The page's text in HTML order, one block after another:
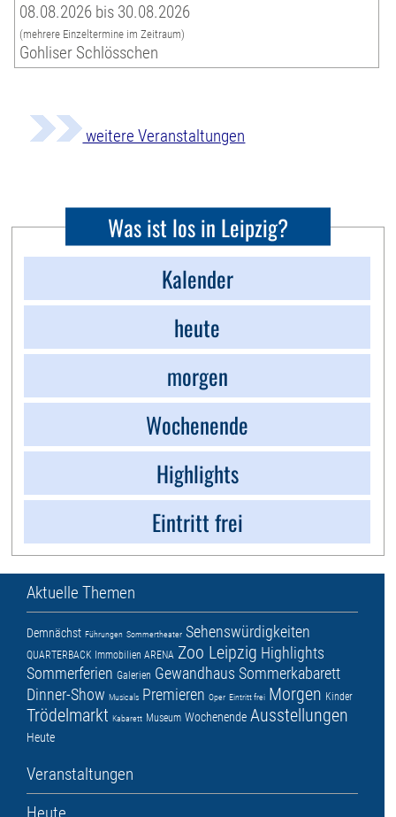
08.08.2026 bis 30.08.2026
(mehrere Einzeltermine im Zeitraum)
Gohliser Schlösschen
weitere Veranstaltungen
Was ist los in Leipzig?
Kalender
heute
morgen
Wochenende
Highlights
Eintritt frei
Aktuelle Themen
Demnächst Führungen Sommertheater Sehenswürdigkeiten
QUARTERBACK Immobilien ARENA Zoo Leipzig Highlights
Sommerferien Galerien Gewandhaus Sommerkabarett
Dinner-Show Musicals Premieren Oper Eintritt frei Morgen Kinder
Trödelmarkt Kabarett Museum Wochenende Ausstellungen
Heute
Veranstaltungen
Heute